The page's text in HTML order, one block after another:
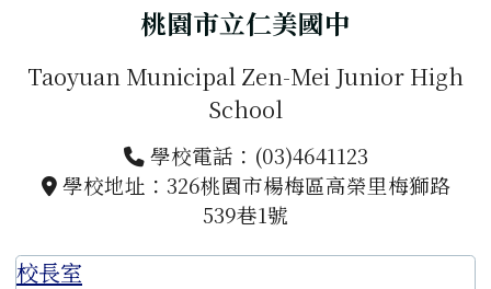
桃園市立仁美國中
Taoyuan Municipal Zen-Mei Junior High
School
學校電話：(03)4641123
學校地址：326桃園市楊梅區高榮里梅獅路
539巷1號
校長室